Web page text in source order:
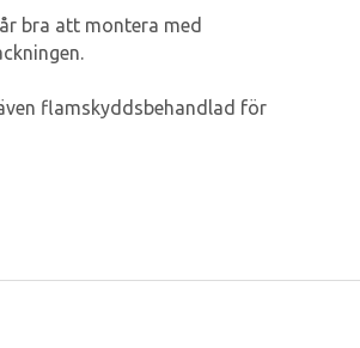
bra att montera med
flamskyddsbehandlad för